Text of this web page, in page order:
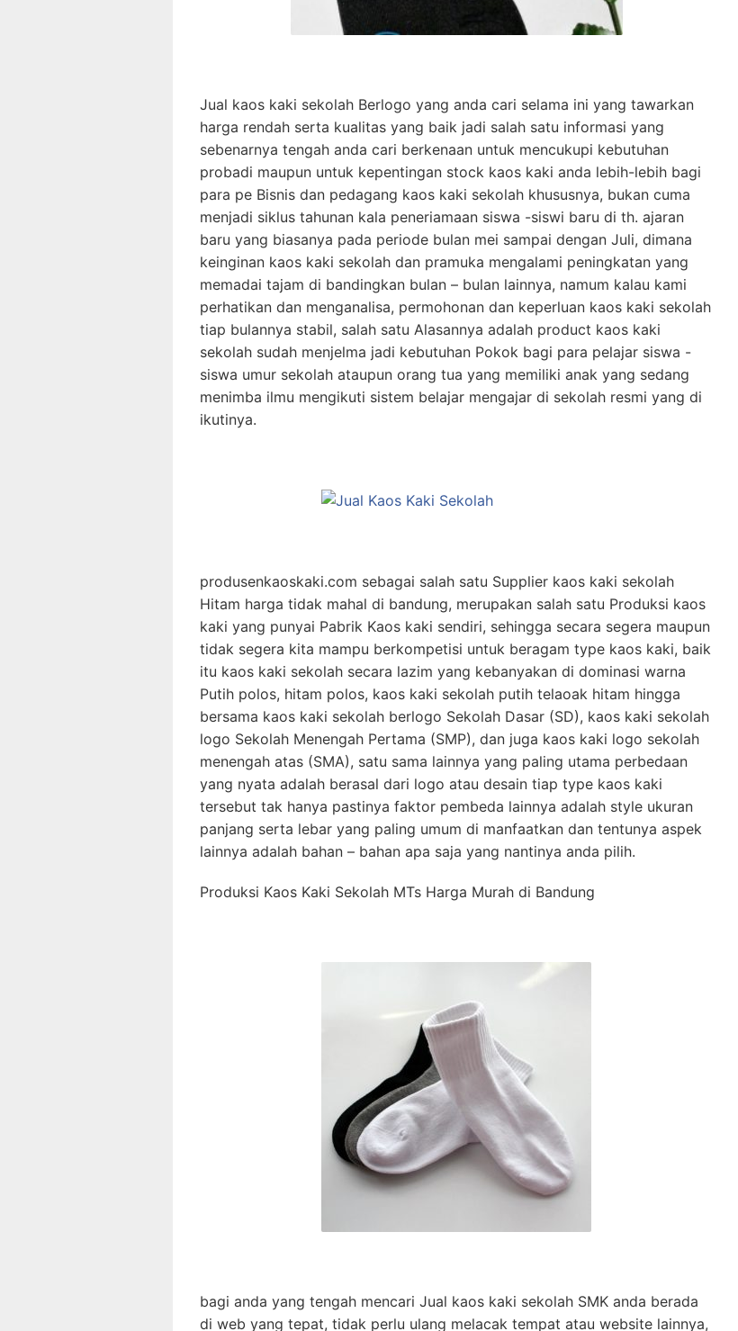
Jual kaos kaki sekolah Berlogo yang anda cari selama ini yang tawarkan
harga rendah serta kualitas yang baik jadi salah satu informasi yang
sebenarnya tengah anda cari berkenaan untuk mencukupi kebutuhan
probadi maupun untuk kepentingan stock kaos kaki anda lebih-lebih bagi
para pe Bisnis dan pedagang kaos kaki sekolah khususnya, bukan cuma
menjadi siklus tahunan kala peneriamaan siswa -siswi baru di th. ajaran
baru yang biasanya pada periode bulan mei sampai dengan Juli, dimana
keinginan kaos kaki sekolah dan pramuka mengalami peningkatan yang
memadai tajam di bandingkan bulan – bulan lainnya, namum kalau kami
perhatikan dan menganalisa, permohonan dan keperluan kaos kaki sekolah
tiap bulannya stabil, salah satu Alasannya adalah product kaos kaki
sekolah sudah menjelma jadi kebutuhan Pokok bagi para pelajar siswa -
siswa umur sekolah ataupun orang tua yang memiliki anak yang sedang
menimba ilmu mengikuti sistem belajar mengajar di sekolah resmi yang di
ikutinya.
produsenkaoskaki.com sebagai salah satu Supplier kaos kaki sekolah
Hitam harga tidak mahal di bandung, merupakan salah satu Produksi kaos
kaki yang punyai Pabrik Kaos kaki sendiri, sehingga secara segera maupun
tidak segera kita mampu berkompetisi untuk beragam type kaos kaki, baik
itu kaos kaki sekolah secara lazim yang kebanyakan di dominasi warna
Putih polos, hitam polos, kaos kaki sekolah putih telaoak hitam hingga
bersama kaos kaki sekolah berlogo Sekolah Dasar (SD), kaos kaki sekolah
logo Sekolah Menengah Pertama (SMP), dan juga kaos kaki logo sekolah
menengah atas (SMA), satu sama lainnya yang paling utama perbedaan
yang nyata adalah berasal dari logo atau desain tiap type kaos kaki
tersebut tak hanya pastinya faktor pembeda lainnya adalah style ukuran
panjang serta lebar yang paling umum di manfaatkan dan tentunya aspek
lainnya adalah bahan – bahan apa saja yang nantinya anda pilih.
Produksi Kaos Kaki Sekolah MTs Harga Murah di Bandung
bagi anda yang tengah mencari Jual kaos kaki sekolah SMK anda berada
di web yang tepat, tidak perlu ulang melacak tempat atau website lainnya,